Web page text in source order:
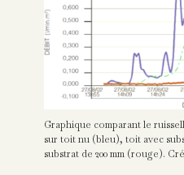
Graphique comparant le
sur toit nu (bleu), toit avec
substrat de 200 mm (rouge).